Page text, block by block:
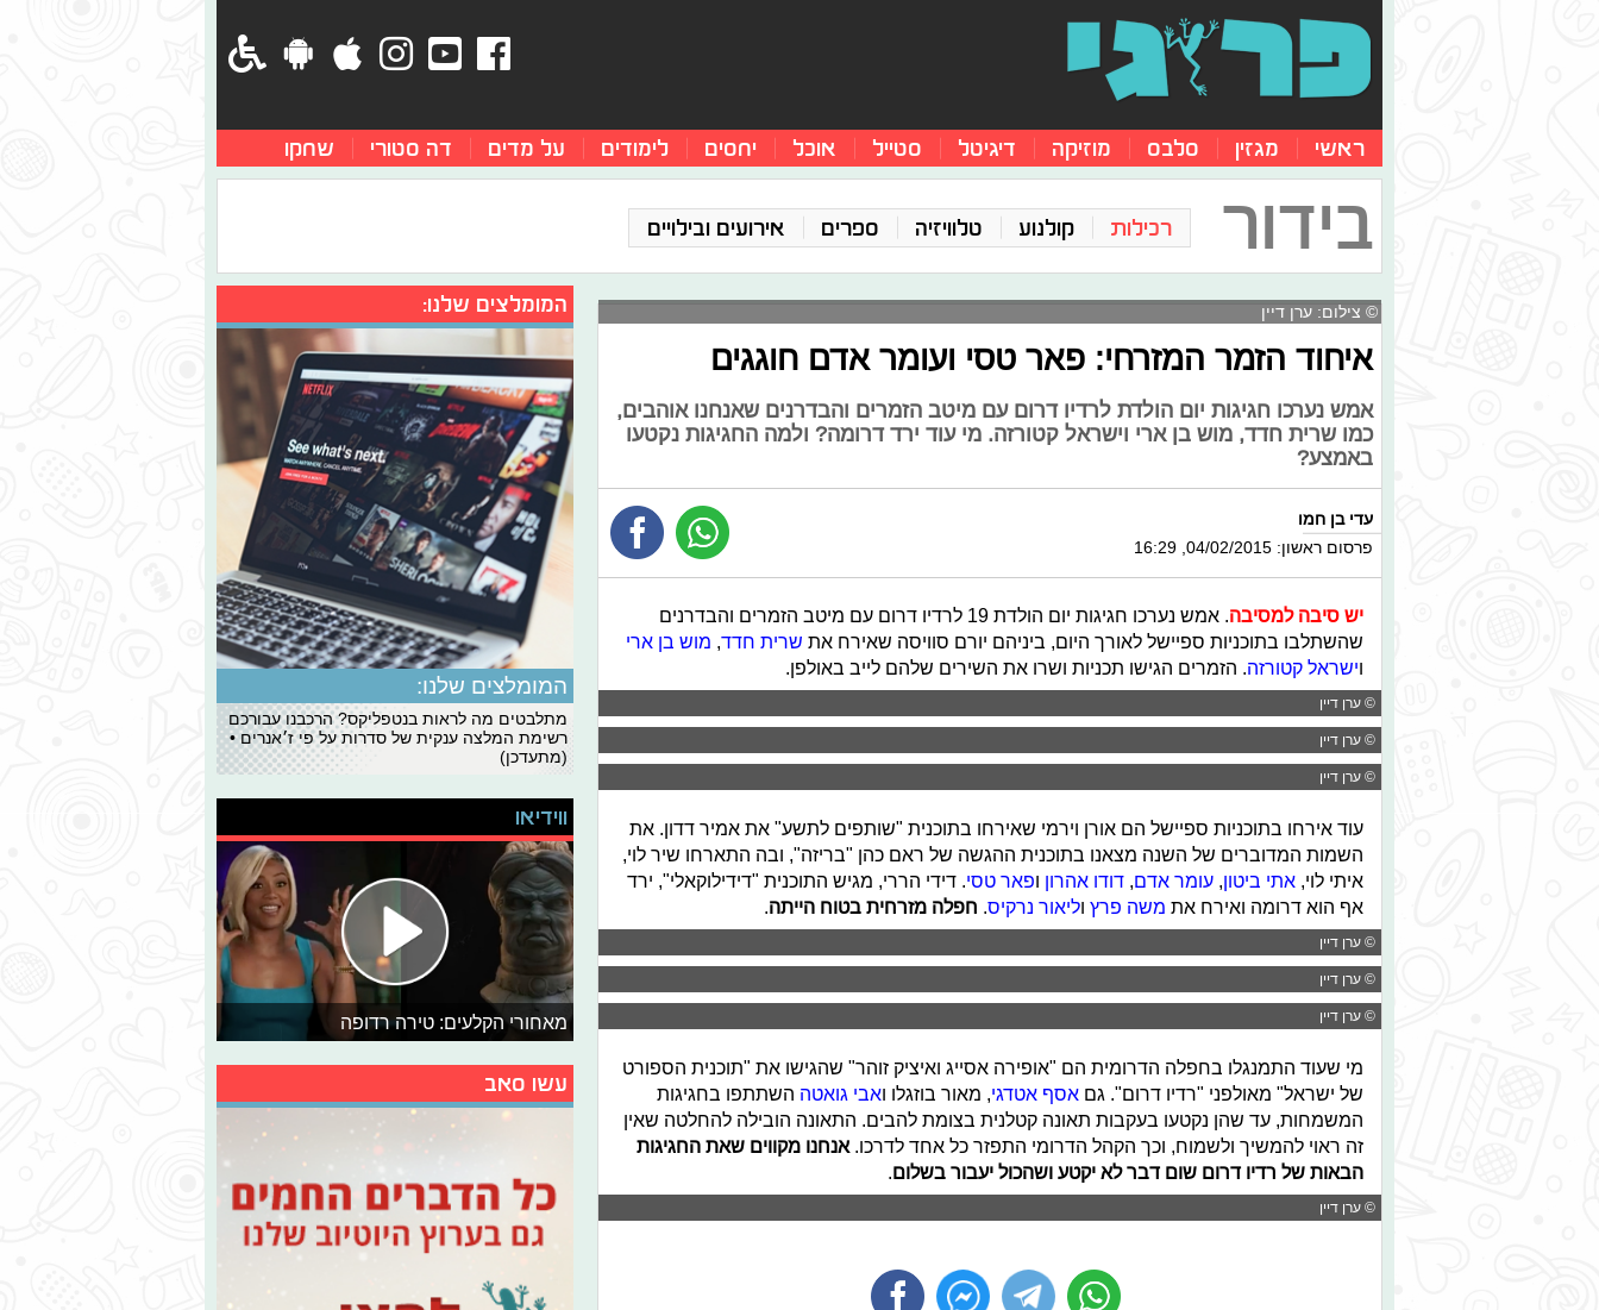
ראשי מגזין סלבס מוזיקה דיגיטל סטייל אוכל יחסים לימודים על מדים דה סטורי שחקו
בידור רכילות קולנוע טלוויזיה ספרים אירועים ובילויים
© צילום: ערן דיין
איחוד הזמר המזרחי: פאר טסי ועומר אדם חוגגים
אמש נערכו חגיגות יום הולדת לרדיו דרום עם מיטב הזמרים והבדרנים שאנחנו אוהבים,
כמו שרית חדד, מוש בן ארי וישראל קטורזה. מי עוד ירד דרומה? ולמה החגיגות נקטעו
באמצע?
עדי בן חמו
פרסום ראשון: 04/02/2015, 16:29
יש סיבה למסיבה
. אמש נערכו חגיגות יום הולדת 19 לרדיו דרום עם מיטב הזמרים והבדרנים
שהשתלבו בתוכניות ספיישל לאורך היום, ביניהם יורם סוויסה שאירח את שרית חדד, מוש בן ארי
וישראל קטורזה. הזמרים הגישו תכניות ושרו את השירים שלהם לייב באולפן.
© ערן דיין
© ערן דיין
© ערן דיין
עוד אירחו בתוכניות ספיישל הם אורן וירמי שאירחו בתוכנית "שותפים לתשע" את אמיר דדון. את
השמות המדוברים של השנה מצאנו בתוכנית ההגשה של ראם כהן "בריזה", ובה התארחו שיר לוי,
איתי לוי, אתי ביטון, עומר אדם, דודו אהרון ופאר טסי. דידי הררי, מגיש התוכנית "דידילוקאלי", ירד
אף הוא דרומה ואירח את משה פרץ וליאור נרקיס. חפלה מזרחית בטוח הייתה.
© ערן דיין
© ערן דיין
© ערן דיין
מי שעוד התמנגלו בחפלה הדרומית הם "אופירה אסייג ואיציק זוהר" שהגישו את "תוכנית הספורט
של ישראל" מאולפני "רדיו דרום". גם אסף אטדגי, מאור בוזגלו ואבי גואטה השתתפו בחגיגות
המשמחות, עד שהן נקטעו בעקבות תאונה קטלנית בצומת להבים. התאונה הובילה להחלטה שאין
זה ראוי להמשיך ולשמוח, וכך הקהל הדרומי התפזר כל אחד לדרכו. אנחנו מקווים שאת החגיגות
הבאות של רדיו דרום שום דבר לא יקטע ושהכול יעבור בשלום.
© ערן דיין
המומלצים שלנו:
המומלצים שלנו:
מתלבטים מה לראות בנטפליקס? הרכבנו עבורכם
רשימת המלצה ענקית של סדרות על פי ז׳אנרים •
(מתעדכן)
ווידיאו
מאחורי הקלעים: טירה רדופה
עשו סאב